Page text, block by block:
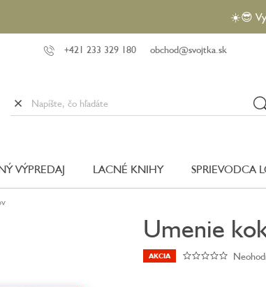
☀️😎 Využite
+421 233 329 180 obchod@svojtka.sk
VÝPREDAJ LACNÉ KNIHY SPRIEVODCA
Umenie
AKCIA